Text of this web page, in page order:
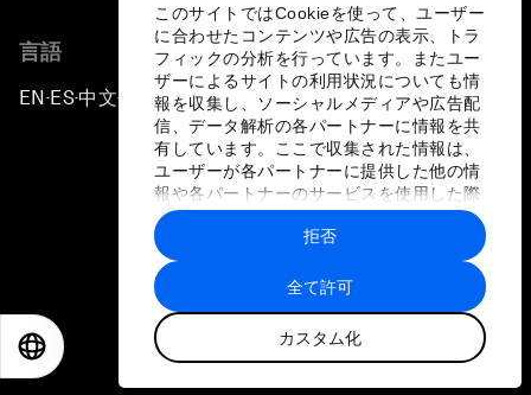
このサイトではCookieを使って、ユーザー
に合わせたコンテンツや広告の表示、トラ
フィックの分析を行っています。またユー
ザーによるサイトの利用状況についても情
報を収集し、ソーシャルメディアや広告配
信、データ解析の各パートナーに情報を共
有しています。ここで収集された情報は、
ユーザーが各パートナーに提供した他の情
報や各パートナーのサービスを使用した際
に収集された情報と組み合わされ、各パー
トナーによって使用されることがありま
す。
全て許可
カスタム化
拒否
言語
EN ▪ES▪中文▪ 日本語
プライバシーポリシーと利用規約
サイトマップ
©
世界経済フォーラム